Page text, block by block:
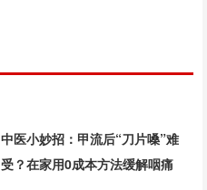
中医小妙招：甲流后“刀片嗓”难
受？在家用0成本方法缓解咽痛